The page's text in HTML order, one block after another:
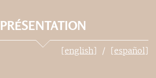
PRÉSENTATION
[english] [español]